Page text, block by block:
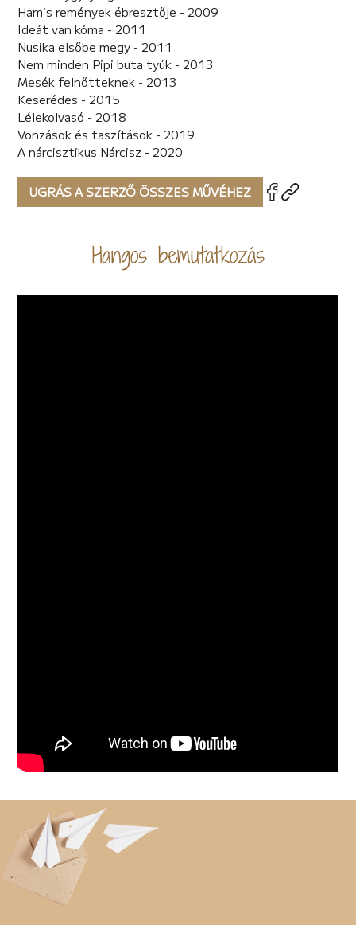
Hamis remények ébresztője - 2009
Ideát van kóma - 2011
Nusika elsőbe megy - 2011
Nem minden Pipi buta tyúk - 2013
Mesék felnőtteknek - 2013
Keserédes - 2015
Lélekolvasó - 2018
Vonzások és taszítások - 2019
A nárcisztikus Nárcisz - 2020
UGRÁS A SZERZŐ ÖSSZES MŰVÉHEZ
Hangos bemutatkozás